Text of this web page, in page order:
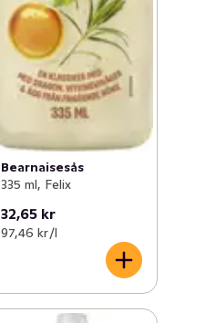
Bearnaisesås
335 ml, Felix
32,65 kr
97,46 kr /l